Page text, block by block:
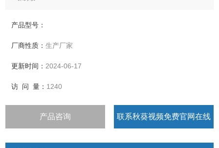
功能具有重量累计，重量检校(High、Low、
过载保护之功具有多种单位选择
产品型号：
厂商性质：生产厂家
更新时间： 2024-06-17
访 问 量： 1240
产品咨询 联系秋葵视频免费官网在线